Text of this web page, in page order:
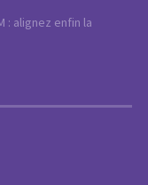
: alignez enfin la